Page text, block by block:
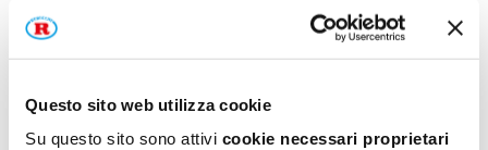
Questo sito web utilizza cookie
Su questo sito sono attivi cookie necessari proprietari